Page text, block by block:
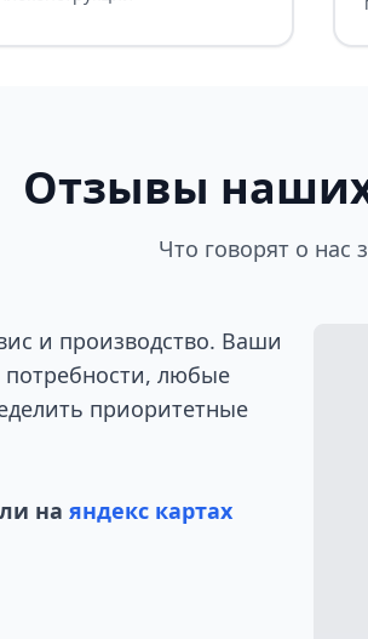
Отзывы
Что говорят о нас
и производство. Ваши
любые
приоритетные
на яндекс картах